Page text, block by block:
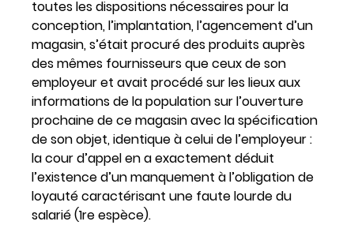
toutes les dispositions nécessaires pour la
conception, l’implantation, l’agencement d’un
magasin, s’était procuré des produits auprès
des mêmes fournisseurs que ceux de son
employeur et avait procédé sur les lieux aux
informations de la population sur l’ouverture
prochaine de ce magasin avec la spécification
de son objet, identique à celui de l’employeur :
la cour d’appel en a exactement déduit
l’existence d’un manquement à l’obligation de
loyauté caractérisant une faute lourde du
salarié (1re espèce).